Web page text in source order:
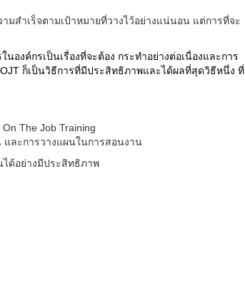
ามสำเร็จตามเป้าหมายที่วางไว้อย่างแน่นอน แต่การที่จะ
งค์กรเป็นเรื่องที่จะต้อง กระทำอย่างต่อเนื่องและการ
ก็เป็นวิธีการที่มีประสิทธิภาพและได้ผลที่สุดวิธีหนึ่ง ที่
The Job Training
และการวางแผนในการสอนงาน
ด้อย่างมีประสิทธิภาพ